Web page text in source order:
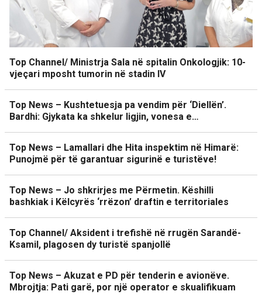
Top Channel/ Ministrja Sala në spitalin Onkologjik: 10-
vjeçari mposht tumorin në stadin IV
Top News – Kushtetuesja pa vendim për ‘Diellën’.
Bardhi: Gjykata ka shkelur ligjin, vonesa e…
Top News – Lamallari dhe Hita inspektim në Himarë:
Punojmë për të garantuar sigurinë e turistëve!
Top News – Jo shkrirjes me Përmetin. Këshilli
bashkiak i Këlcyrës ‘rrëzon’ draftin e territoriales
Top Channel/ Aksident i trefishë në rrugën Sarandë-
Ksamil, plagosen dy turistë spanjollë
Top News – Akuzat e PD për tenderin e avionëve.
Mbrojtja: Pati garë, por një operator e skualifikuam